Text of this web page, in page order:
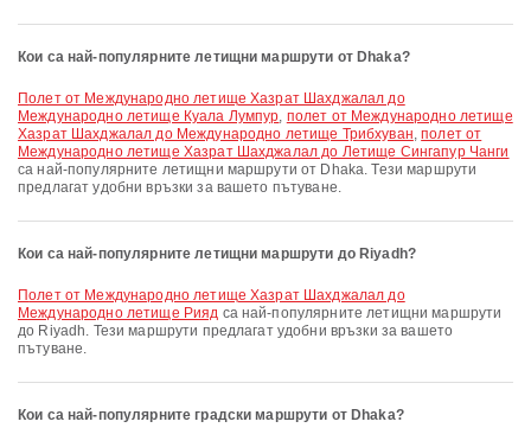
Кои са най-популярните летищни маршрути от Dhaka?
полет от Международно летище Хазрат Шахджалал до
Международно летище Куала Лумпур, полет от Международно летище
Хазрат Шахджалал до Международно летище Трибхуван,полет от
Международно летище Хазрат Шахджалал до Летище Сингапур Чанги
са най-популярните летищни маршрути от Dhaka. Тези маршрути
предлагат удобни връзки за вашето пътуване.
Кои са най-популярните летищни маршрути до Riyadh?
полет от Международно летище Хазрат Шахджалал до
Международно летище Рияд са най-популярните летищни маршрути
до Riyadh. Тези маршрути предлагат удобни връзки за вашето
пътуване.
Кои са най-популярните градски маршрути от Dhaka?